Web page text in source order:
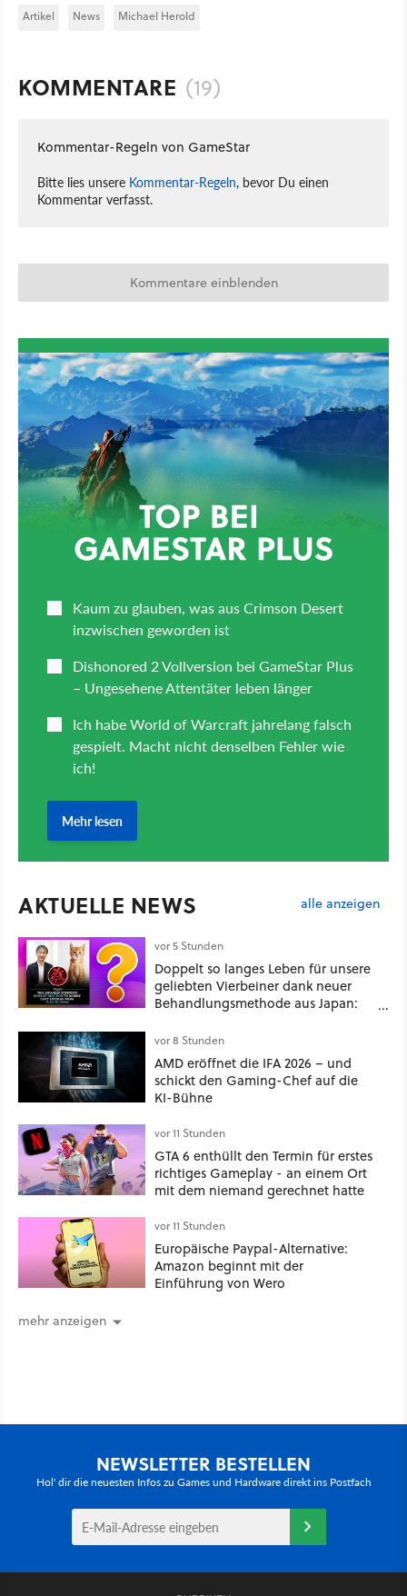
Artikel News Michael Herold
KOMMENTARE (19)
Kommentar-Regeln von GameStar
Bitte lies unsere Kommentar-Regeln, bevor Du einen
Kommentar verfasst.
Kommentare einblenden
AKTUELLE NEWS alle anzeigen
vor 5 Stunden
Doppelt so langes Leben für unsere
geliebten Vierbeiner dank neuer
Behandlungsmethode aus Japan:
Kommentare zeigt, dass es nicht so
einfach ist
vor 8 Stunden
AMD eröffnet die IFA 2026 – und
schickt den Gaming-Chef auf die
KI-Bühne
vor 11 Stunden
GTA 6 enthüllt den Termin für erstes
richtiges Gameplay - an einem Ort
mit dem niemand gerechnet hatte
vor 11 Stunden
Europäische Paypal-Alternative:
Amazon beginnt mit der
Einführung von Wero
mehr anzeigen
NEWSLETTER BESTELLEN
Hol' dir die neuesten Infos zu Games und Hardware direkt ins Postfach